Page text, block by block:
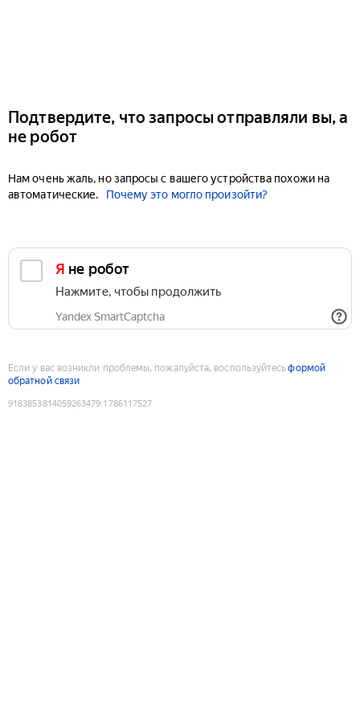
Подтвердите, что запросы отправляли вы, а
не робот
Нам очень жаль, но запросы с вашего устройства похожи на
автоматические.
Почему это могло произойти?
Я не робот
Нажмите, чтобы продолжить
Yandex SmartCaptcha
Если у вас возникли проблемы, пожалуйста, воспользуйтесьформой
обратной связи
9183853814059263479:1786117527